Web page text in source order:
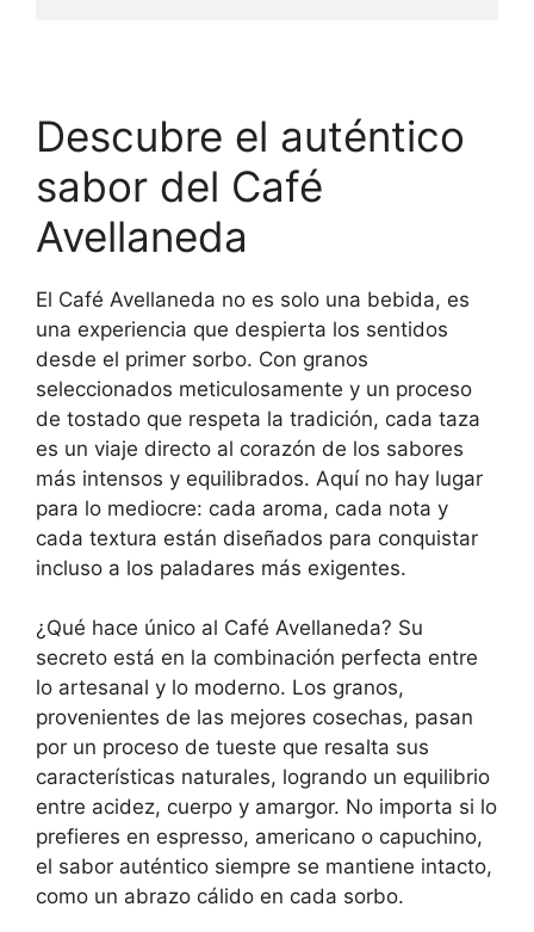
Descubre el auténtico
sabor del Café
Avellaneda
El Café Avellaneda no es solo una bebida, es
una experiencia que despierta los sentidos
desde el primer sorbo. Con granos
seleccionados meticulosamente y un proceso
de tostado que respeta la tradición, cada taza
es un viaje directo al corazón de los sabores
más intensos y equilibrados. Aquí no hay lugar
para lo mediocre: cada aroma, cada nota y
cada textura están diseñados para conquistar
incluso a los paladares más exigentes.
¿Qué hace único al Café Avellaneda? Su
secreto está en la combinación perfecta entre
lo artesanal y lo moderno. Los granos,
provenientes de las mejores cosechas, pasan
por un proceso de tueste que resalta sus
características naturales, logrando un equilibrio
entre acidez, cuerpo y amargor. No importa si lo
prefieres en espresso, americano o capuchino,
el sabor auténtico siempre se mantiene intacto,
como un abrazo cálido en cada sorbo.